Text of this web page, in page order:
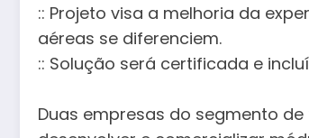
:: Projeto visa a melhoria da
aéreas se diferenciem.
:: Solução será certificada e
Duas empresas do segmento